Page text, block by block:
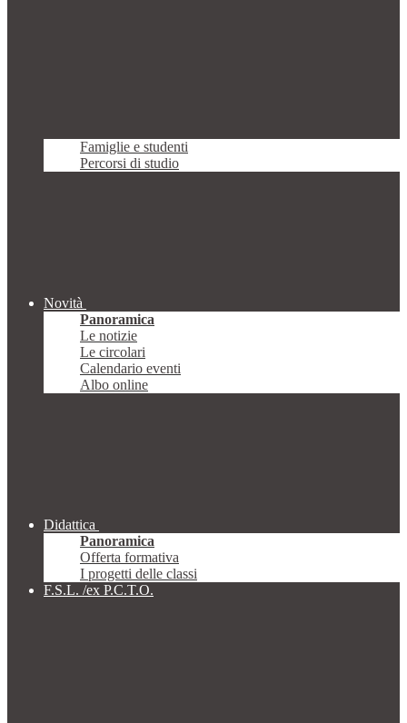
Famiglie e studenti
Percorsi di studio
Novità
Panoramica
Le notizie
Le circolari
Calendario eventi
Albo online
Didattica
Panoramica
Offerta formativa
I progetti delle classi
F.S.L. /ex P.C.T.O.